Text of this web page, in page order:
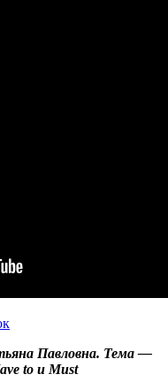
Павловна. Тема —
to и Must